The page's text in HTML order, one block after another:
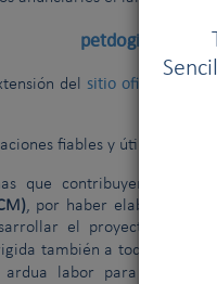
petdoginfo.com
del sitio oficial de la
fiables y útiles a
que contribuyeron al
, por haber elaborado la
el proyecto y
también a todos los
labor para crear el